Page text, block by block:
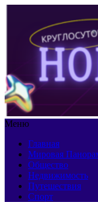
Меню
Главная
Мировая
Общество
Недвижимость
Путешествия
Спорт